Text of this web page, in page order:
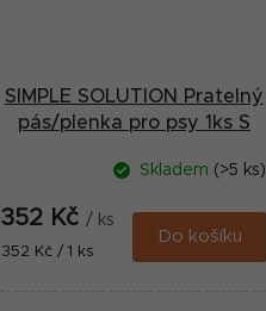
SIMPLE SOLUTION Pratelný
pás/plenka pro psy 1ks S
Skladem (>5 ks)
352 Kč / ks
Měrná
352 Kč / 1 ks
Do košíku